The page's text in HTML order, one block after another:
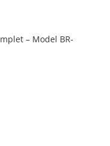
– Model BR-